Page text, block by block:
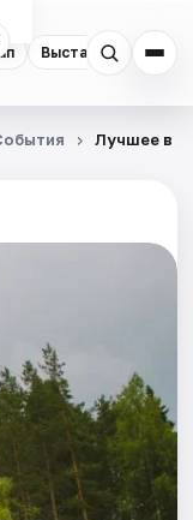
Выставки
Лучшее в